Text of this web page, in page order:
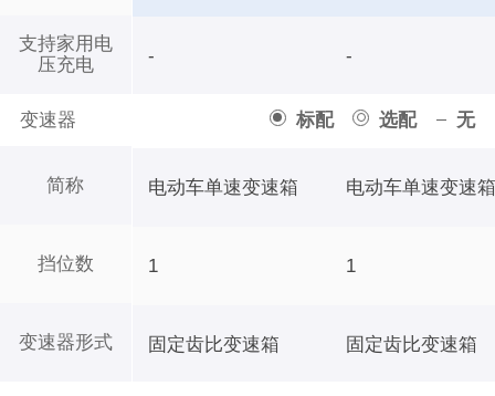
支持家用电
压充电
变速器 标配 选配 无
简称
挡位数
变速器形式
- -
电动车单速变速箱 电动车单速变速
1 1
固定齿比变速箱 固定齿比变速箱